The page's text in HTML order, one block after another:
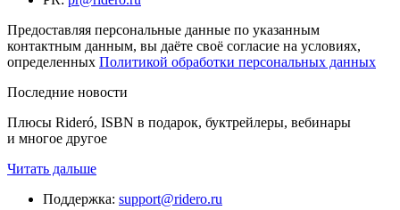
Предоставляя персональные данные по указанным
контактным данным, вы даёте своё согласие на условиях,
определенных Политикой обработки персональных данных
Последние новости
Плюсы Rideró, ISBN в подарок, буктрейлеры, вебинары
и многое другое
Читать дальше
Поддержка: support@ridero.ru